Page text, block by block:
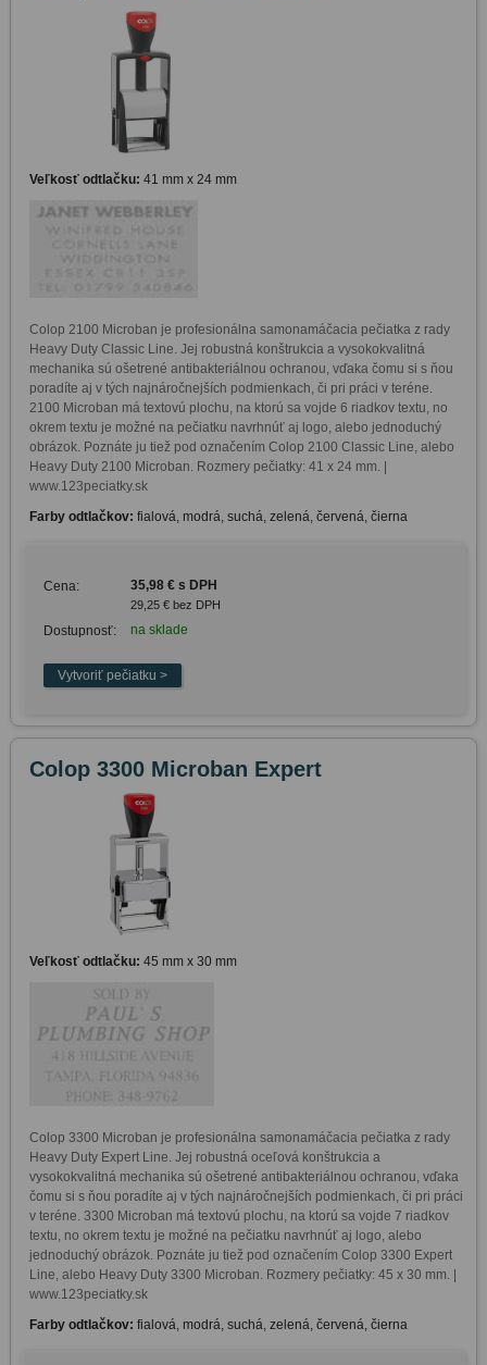
Veľkosť odtlačku: 41 mm x 24 mm
Colop 2100 Microban je profesionálna samonamáčacia pečiatka z rady
Heavy Duty Classic Line. Jej robustná konštrukcia a vysokokvalitná
mechanika sú ošetrené antibakteriálnou ochranou, vďaka čomu si s ňou
poradíte aj v tých najnáročnejších podmienkach, či pri práci v teréne.
2100 Microban má textovú plochu, na ktorú sa vojde 6 riadkov textu, no
okrem textu je možné na pečiatku navrhnúť aj logo, alebo jednoduchý
obrázok. Poznáte ju tiež pod označením Colop 2100 Classic Line, alebo
Heavy Duty 2100 Microban. Rozmery pečiatky: 41 x 24 mm. |
www.123peciatky.sk
Farby odtlačkov: fialová, modrá, suchá, zelená, červená, čierna
Cena: 35,98 € s DPH
29,25 € bez DPH
Dostupnosť: na sklade
Colop 3300 Microban Expert
Veľkosť odtlačku: 45 mm x 30 mm
Colop 3300 Microban je profesionálna samonamáčacia pečiatka z rady
Heavy Duty Expert Line. Jej robustná oceľová konštrukcia a
vysokokvalitná mechanika sú ošetrené antibakteriálnou ochranou, vďaka
čomu si s ňou poradíte aj v tých najnáročnejších podmienkach, či pri práci
v teréne. 3300 Microban má textovú plochu, na ktorú sa vojde 7 riadkov
textu, no okrem textu je možné na pečiatku navrhnúť aj logo, alebo
jednoduchý obrázok. Poznáte ju tiež pod označením Colop 3300 Expert
Line, alebo Heavy Duty 3300 Microban. Rozmery pečiatky: 45 x 30 mm. |
www.123peciatky.sk
Farby odtlačkov: fialová, modrá, suchá, zelená, červená, čierna